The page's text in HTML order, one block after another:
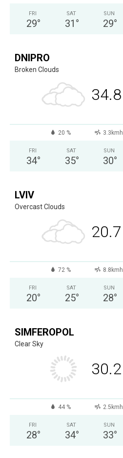
FRI
29°
SAT
31 °
SUN
29°
DNIPRO
Broken Clouds
34.8
20 % 3.3kmh
FRI
34°
SAT
35°
SUN
30°
LVIV
Overcast Clouds
20.7
72 % 8.8kmh
FRI
20°
SAT
25°
SUN
28°
SIMFEROPOL
Clear Sky
30.2
44 % 2.5kmh
FRI
28°
SAT
34°
SUN
33°